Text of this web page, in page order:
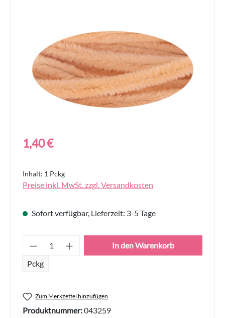
Regulärer Preis:
1,40 €
Inhalt: 1 Pckg
Preise inkl. MwSt. zzgl. Versandkosten
Sofort verfügbar, Lieferzeit: 3-5 Tage
Produkt Anzahl: Gib den gewünschten
Pckg
In den Warenkorb
Zum Merkzettel hinzufügen
Produktnummer:043259